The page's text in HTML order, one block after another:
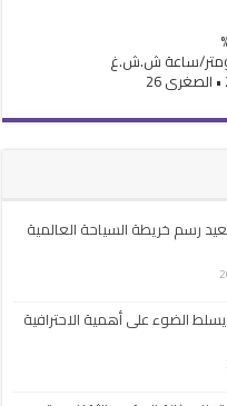
رسم خريطة السياحة العالمية
الضوء على أهمية الاحترافية